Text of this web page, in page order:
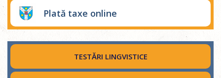
Plată taxe online
TESTĂRI LINGVISTICE